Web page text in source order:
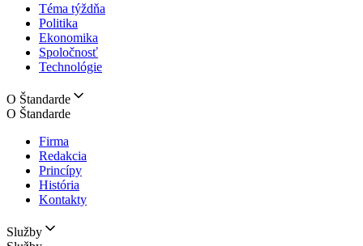
Téma týždňa
Politika
Ekonomika
Spoločnosť
Technológie
O Štandarde
O Štandarde
Firma
Redakcia
Princípy
História
Kontakty
Služby